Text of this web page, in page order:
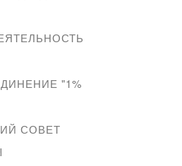
"1%
СОВЕТ